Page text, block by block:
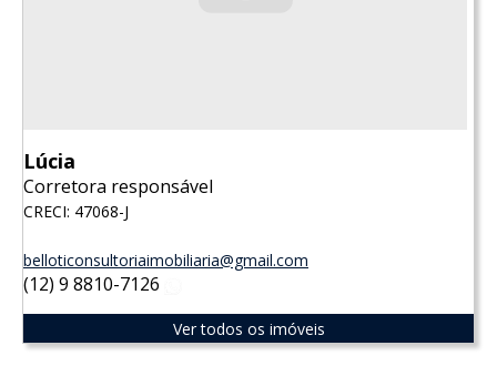
Lúcia
Corretora responsável
CRECI: 47068-J
belloticonsultoriaimobiliaria@gmail.com
(12) 9 8810-7126
Ver todos os imóveis